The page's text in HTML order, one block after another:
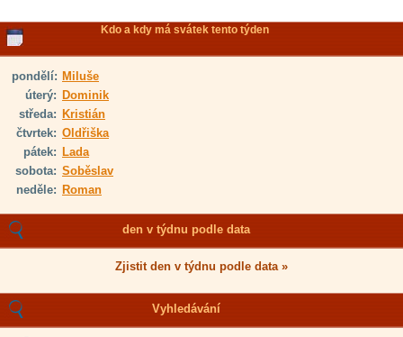
Kdo a kdy má svátek tento týden
pondělí: Miluše
úterý: Dominik
středa: Kristián
čtvrtek: Oldřiška
pátek: Lada
sobota: Soběslav
neděle: Roman
den v týdnu podle data
Zjistit den v týdnu podle data »
Vyhledávání